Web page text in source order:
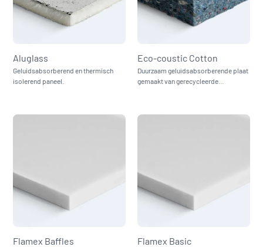
Aluglass
Geluidsabsorberend en thermisch
isolerend paneel.
Eco-coustic Cotton
Duurzaam geluidsabsorberende plaat
gemaakt van gerecycleerde
Flamex Baffles Flamex Basic